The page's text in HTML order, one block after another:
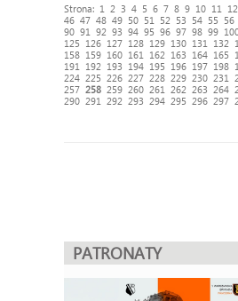
Strona: 1 2 3 4 5 6 7 8 9 10 11 12
46 47 48 49 50 51 52 53 54 55 56
90 91 92 93 94 95 96 97 98 99
125
126 127 128 129 130 131 132
158 159 160 161 162 163 164 165
191
192 193 194 195 196 197 198
224 225 226 227 228 229 230 231
257 258 259 260 261 262 263 264
290 291 292 293 294 295 296 297
PATRONATY